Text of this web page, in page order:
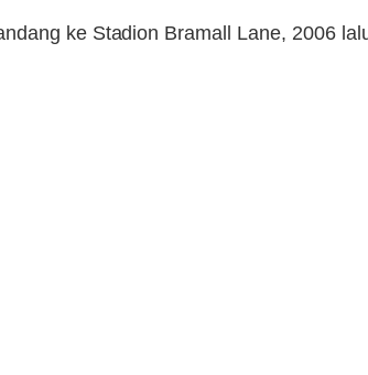
ke Stadion Bramall Lane, 2006